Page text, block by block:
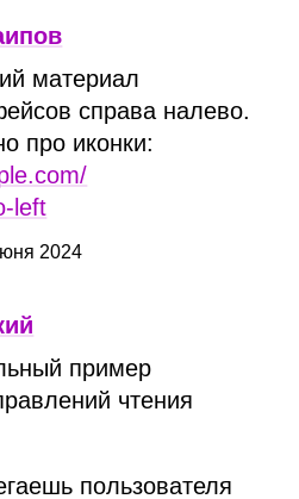
материал
справа налево.
про иконки:
2024
пример
чтения
пользователя